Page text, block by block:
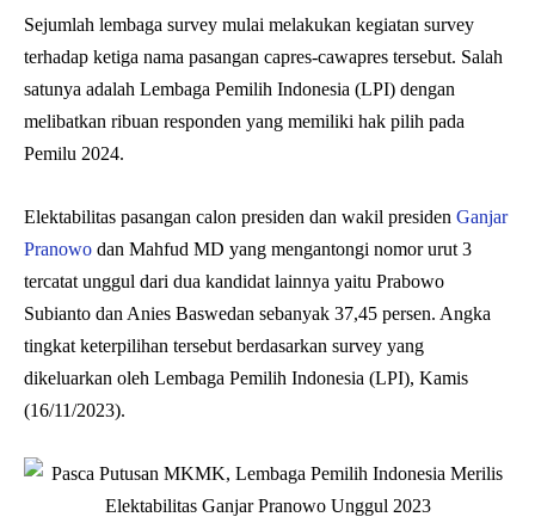
Sejumlah lembaga survey mulai melakukan kegiatan survey
terhadap ketiga nama pasangan capres-cawapres tersebut. Salah
satunya adalah Lembaga Pemilih Indonesia (LPI) dengan
melibatkan ribuan responden yang memiliki hak pilih pada
Pemilu 2024.
Elektabilitas pasangan calon presiden dan wakil presiden Ganjar
Pranowo dan Mahfud MD yang mengantongi nomor urut 3
tercatat unggul dari dua kandidat lainnya yaitu Prabowo
Subianto dan Anies Baswedan sebanyak 37,45 persen. Angka
tingkat keterpilihan tersebut berdasarkan survey yang
dikeluarkan oleh Lembaga Pemilih Indonesia (LPI), Kamis
(16/11/2023).